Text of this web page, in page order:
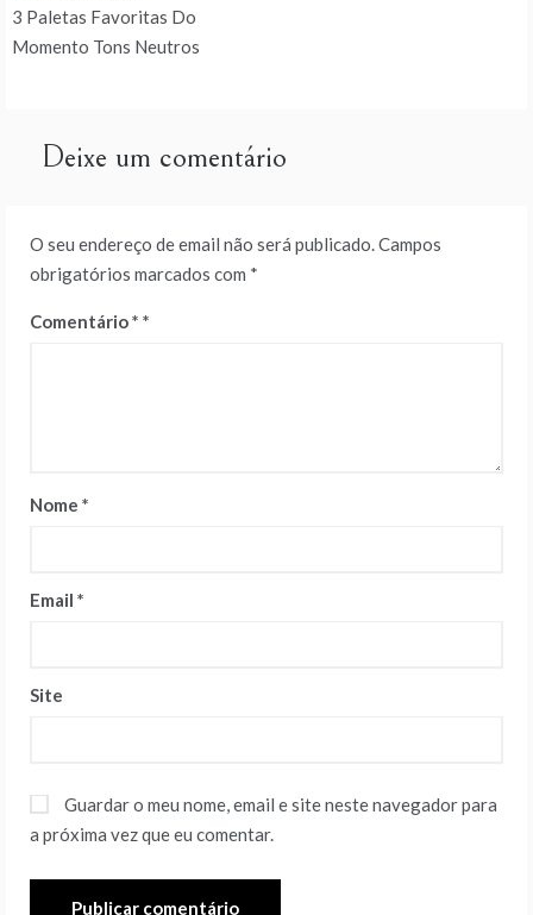
de
3 Paletas Favoritas Do
Momento Tons Neutros
Deixe um comentário
O seu endereço de email não será publicado.Campos
obrigatórios marcados com *
Comentário*
Nome *
Email *
Site
Guardar o meu nome, email e site neste navegador para
a próxima vez que eu comentar.